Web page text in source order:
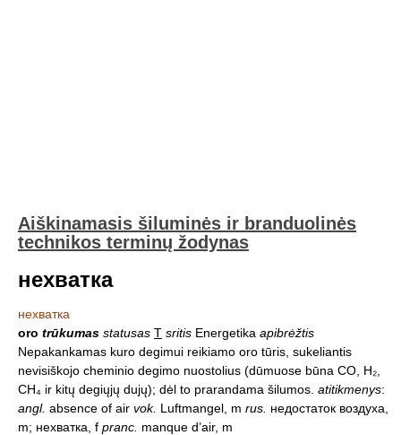
Aiškinamasis šiluminės ir branduolinės
technikos terminų žodynas
нехватка
нехватка
oro trūkumas statusas T sritis Energetika apibrėžtis
Nepakankamas kuro degimui reikiamo oro tūris, sukeliantis
nevisiškojo cheminio degimo nuostolius (dūmuose būna CO, H₂,
CH₄ ir kitų degiųjų dujų); dėl to prarandama šilumos. atitikmenys:
angl. absence of air vok. Luftmangel, m rus. недостаток воздуха,
m; нехватка, f pranc. manque d’air, m